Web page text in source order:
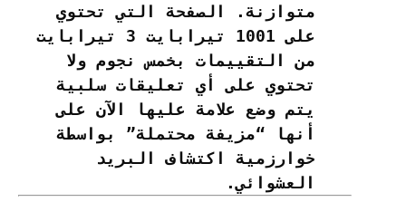
متوازنة. الصفحة التي تحتوي
على 1001 تيرابايت 3 تيرابايت
من التقييمات بخمس نجوم ولا
تحتوي على أي تعليقات سلبية
يتم وضع علامة عليها الآن على
أنها “مزيفة محتملة” بواسطة
خوارزمية اكتشاف البريد
العشوائي.